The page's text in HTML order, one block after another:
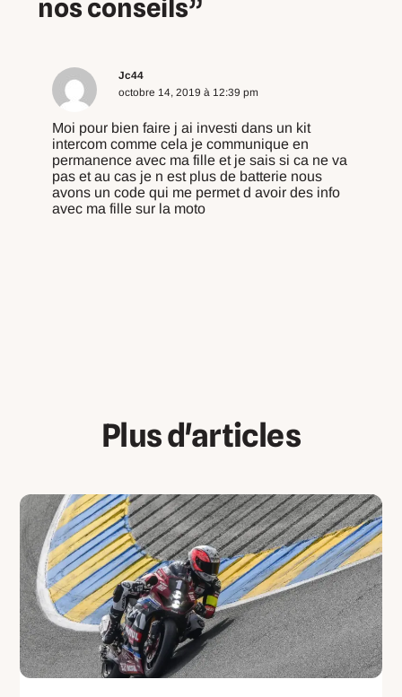
nos conseils”
Jc44
octobre 14, 2019 à 12:39 pm
Moi pour bien faire j ai investi dans un kit
intercom comme cela je communique en
permanence avec ma fille et je sais si ca ne va
pas et au cas je n est plus de batterie nous
avons un code qui me permet d avoir des info
avec ma fille sur la moto
Plus d'articles